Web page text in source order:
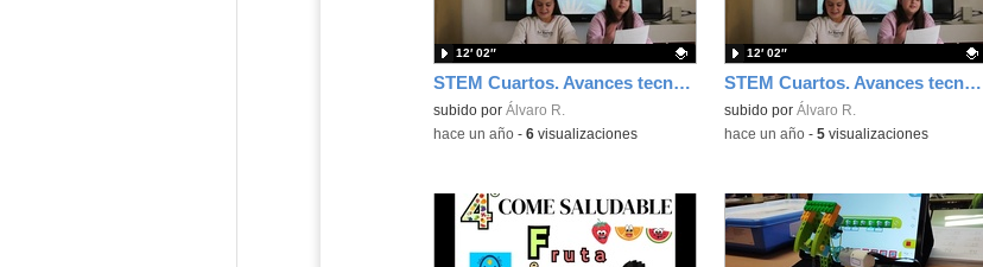
STEM Cuartos. Avances tecnológicos de la agricultura en la Historia
Contenido educativo.
subido por Álvaro R.
12′ 02″
-hace un año- 6visualizaciones
STEM Cuartos. Avances tecnológicos de la agricultura en la Historia
Contenido educativo.
subido por Álvaro R.
12′ 02″
-hace un año- 5visualizaciones